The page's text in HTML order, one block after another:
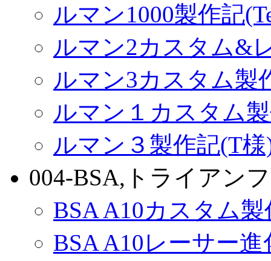
ルマン1000製作記
ルマン2カスタム&
ルマン3カスタム製
ルマン１カスタム
ルマン３製作記(T様
004-BSA,トライアンフ
BSA A10カスタム製
BSA A10レーサー進